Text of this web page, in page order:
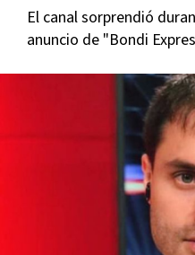
El canal sorprendió
anuncio de "Bondi